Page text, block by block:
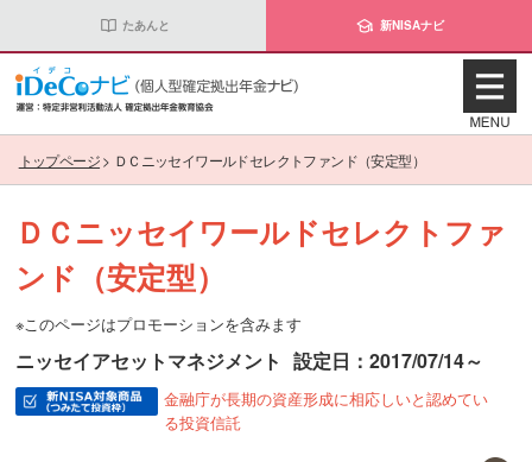
たあんと 新NISAナビ
トップページ> ＤＣニッセイワールドセレクトファンド（安定型）
ＤＣニッセイワールドセレクトファ
ンド（安定型）
※このページはプロモーションを含みます
ニッセイアセットマネジメント 設定日：2017/07/14～
金融庁が長期の資産形成に相応しいと認めてい
る投資信託